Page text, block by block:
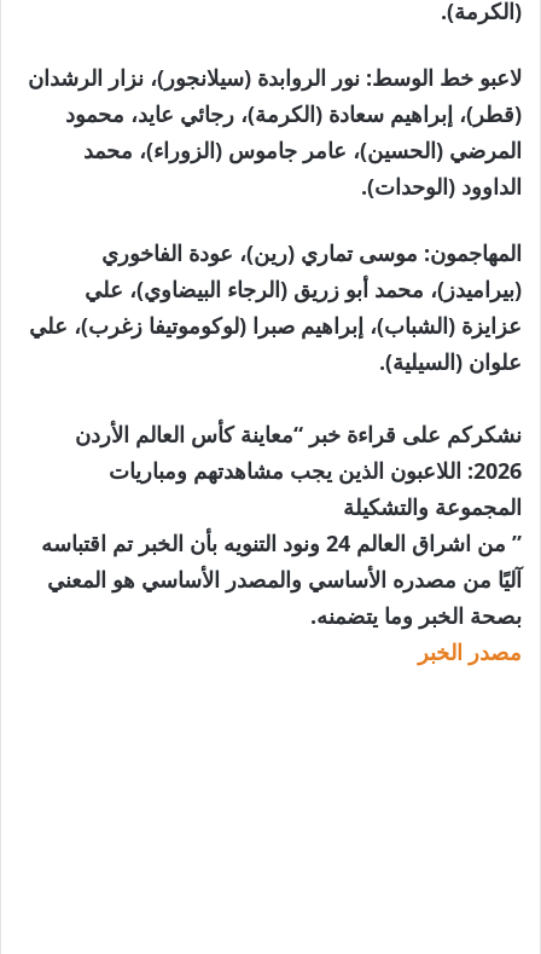
(الكرمة).
لاعبو خط الوسط: نور الروابدة (سيلانجور)، نزار الرشدان
(قطر)، إبراهيم سعادة (الكرمة)، رجائي عايد، محمود
المرضي (الحسين)، عامر جاموس (الزوراء)، محمد
الداوود (الوحدات).
المهاجمون: موسى تماري (رين)، عودة الفاخوري
(بيراميدز)، محمد أبو زريق (الرجاء البيضاوي)، علي
عزايزة (الشباب)، إبراهيم صبرا (لوكوموتيفا زغرب)، علي
علوان (السيلية).
نشكركم على قراءة خبر “معاينة كأس العالم الأردن
2026: اللاعبون الذين يجب مشاهدتهم ومباريات
المجموعة والتشكيلة
” من اشراق العالم 24 ونود التنويه بأن الخبر تم اقتباسه
آليًا من مصدره الأساسي والمصدر الأساسي هو المعني
بصحة الخبر وما يتضمنه.
مصدر الخبر